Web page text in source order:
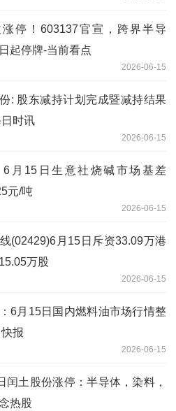
停！603137官宣，跨界半导
起停牌-当前看点
2026-06-15
: 股东减持计划完成暨减持结果
时讯
2026-06-15
6月15日生意社烧碱市场基差
元/吨
2026-06-15
(02429)6月15日斥资33.09万港
万股
2026-06-15
6月15日国内燃料油市场行情整
报
2026-06-15
闰土股份涨停：半导体，染料，
热股